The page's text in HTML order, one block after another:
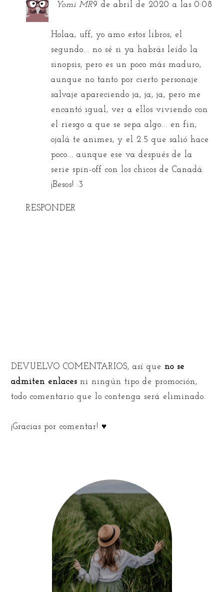
Yomi MR9 de abril de 2020 a las 0:08
Holaa, uff, yo amo estos libros, el
segundo... no sé si ya habrás leído la
sinopsis, pero es un poco más maduro,
aunque no tanto por cierto personaje
salvaje apareciendo ja, ja, ja, pero me
encantó igual, ver a ellos viviendo con
el riesgo a que se sepa algo... en fin,
ojalá te animes, y el 2.5 que salió hace
poco... aunque ese va después de la
serie spin-off con los chicos de Canadá.
¡Besos! :3
RESPONDER
DEVUELVO COMENTARIOS, así queno se
admiten enlaces ni ningún tipo de promoción,
todo comentario que lo contenga será eliminado.
¡Gracias por comentar! ♥